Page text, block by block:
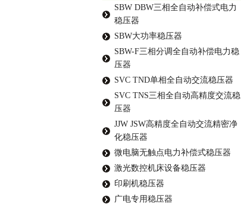
SBW DBW三相全自动补偿式电力
稳压器
SBW大功率稳压器
SBW-F三相分调全自动补偿电力稳
压器
SVC TND单相全自动交流稳压器
SVC TNS三相全自动高精度交流稳
压器
JJW JSW高精度全自动交流精密净
化稳压器
微电脑无触点电力补偿式稳压器
激光数控机床设备稳压器
印刷机稳压器
广电专用稳压器